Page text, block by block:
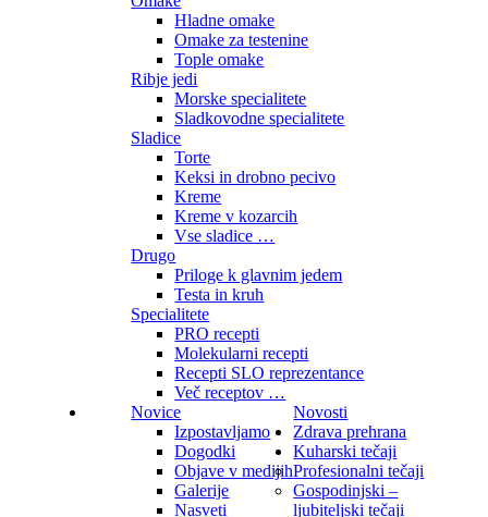
Hladne omake
Omake za testenine
Tople omake
Ribje jedi
Morske specialitete
Sladkovodne specialitete
Sladice
Torte
Keksi in drobno pecivo
Kreme
Kreme v kozarcih
Vse sladice …
Drugo
Priloge k glavnim jedem
Testa in kruh
Specialitete
PRO recepti
Molekularni recepti
Recepti SLO reprezentance
Več receptov …
Novosti
Novice
Izpostavljamo
Dogodki
Objave v medijih
Galerije
Nasveti
Zdrava prehrana
Kuharski tečaji
Profesionalni tečaji
Gospodinjski –
ljubiteljski tečaji